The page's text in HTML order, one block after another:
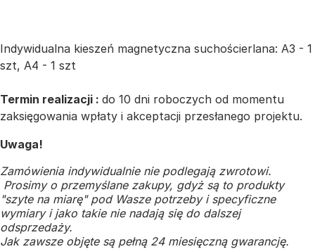
Indywidualna kieszeń magnetyczna suchościerlana: A3 - 1
szt, A4 - 1 szt
Termin realizacji : do 10 dni roboczych od momentu
zaksięgowania wpłaty i akceptacji przesłanego projektu.
Uwaga!
Zamówienia indywidualnie nie podlegają zwrotowi.
Prosimy o przemyślane zakupy, gdyż są to produkty
"szyte na miarę" pod Wasze potrzeby i specyficzne
wymiary i jako takie nie nadają się do dalszej
odsprzedaży.
Jak zawsze objęte są pełną 24 miesięczną gwarancję.